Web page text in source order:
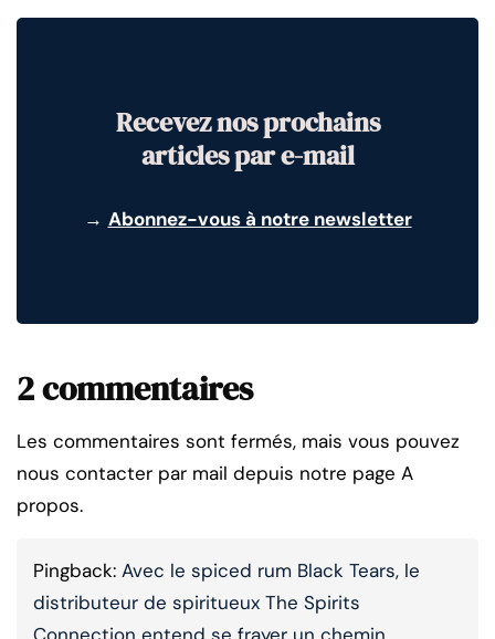
Recevez nos prochains
articles par e-mail
→ Abonnez-vous à notre newsletter
2 commentaires
Les commentaires sont fermés, mais vous pouvez
nous contacter par mail depuis notre page A
propos.
Pingback: Avec le spiced rum Black Tears, le
distributeur de spiritueux The Spirits